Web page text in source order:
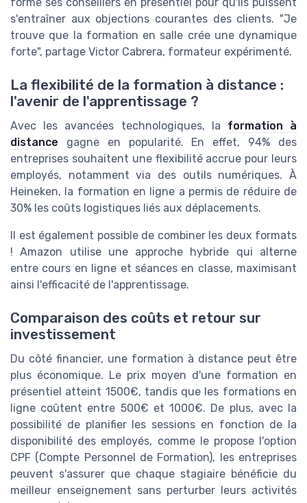
s'entraîner aux objections courantes des clients. "Je
trouve que la formation en salle crée une dynamique
forte", partage Victor Cabrera, formateur expérimenté.
La flexibilité de la formation à distance :
l'avenir de l'apprentissage ?
Avec les avancées technologiques, la formation à
distance gagne en popularité. En effet, 94% des
entreprises souhaitent une flexibilité accrue pour leurs
employés, notamment via des outils numériques. À
Heineken, la formation en ligne a permis de réduire de
30% les coûts logistiques liés aux déplacements.
Il est également possible de combiner les deux formats
! Amazon utilise une approche hybride qui alterne
entre cours en ligne et séances en classe, maximisant
ainsi l'efficacité de l'apprentissage.
Comparaison des coûts et retour sur
investissement
Du côté financier, une formation à distance peut être
plus économique. Le prix moyen d'une formation en
présentiel atteint 1500€, tandis que les formations en
ligne coûtent entre 500€ et 1000€. De plus, avec la
possibilité de planifier les sessions en fonction de la
disponibilité des employés, comme le propose l'option
CPF (Compte Personnel de Formation), les entreprises
peuvent s'assurer que chaque stagiaire bénéficie du
meilleur enseignement sans perturber leurs activités